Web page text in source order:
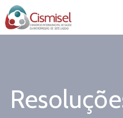
Institucional